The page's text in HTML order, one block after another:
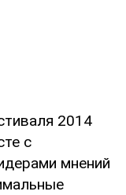
2014
с
мнений